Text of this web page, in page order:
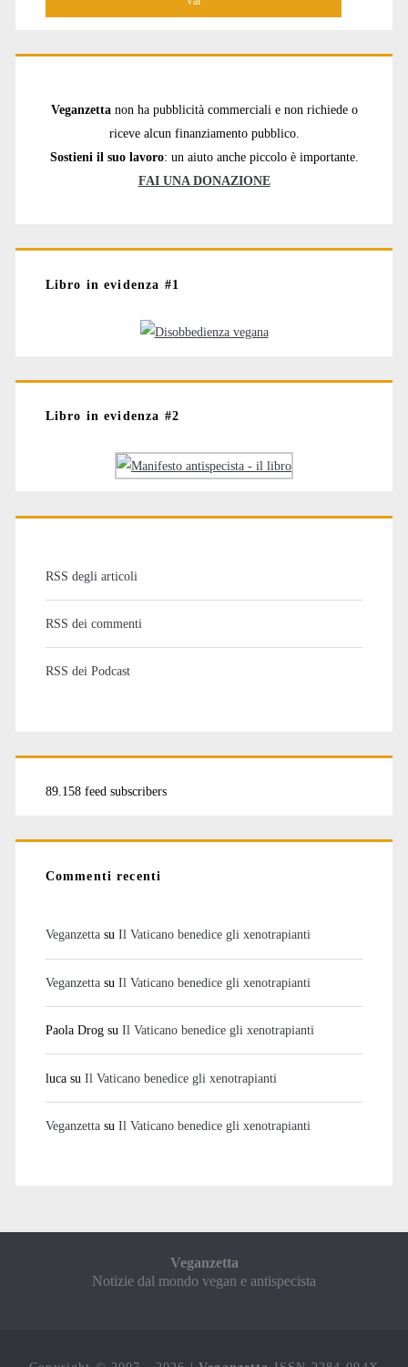
Veganzetta non ha pubblicità commerciali e non richiede o
riceve alcun finanziamento pubblico.
Sostieni il suo lavoro: un aiuto anche piccolo è importante.
FAI UNA DONAZIONE
Libro in evidenza #1
Libro in evidenza #2
RSS degli articoli
RSS dei commenti
RSS dei Podcast
89.158 feed subscribers
Commenti recenti
Veganzettasu Il Vaticano benedice gli xenotrapianti
Veganzettasu Il Vaticano benedice gli xenotrapianti
Paola Drogsu Il Vaticano benedice gli xenotrapianti
lucasu Il Vaticano benedice gli xenotrapianti
Veganzettasu Il Vaticano benedice gli xenotrapianti
Veganzetta
Notizie dal mondo vegan e antispecista